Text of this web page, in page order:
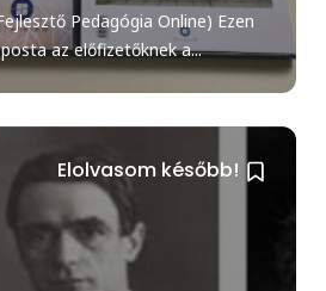
Pedagógia Online) Ezen
az előfizetőknek a...
Elolvasom később!